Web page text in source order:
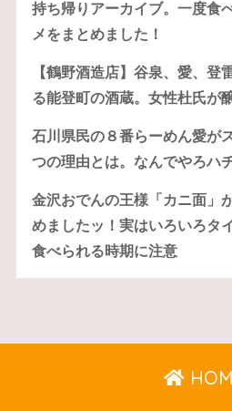
持ち帰りアーカイブ。一度食
メをまとめました！
【鶴野酒造店】谷泉、愛、登
る能登町の酒蔵。女性杜氏が
石川県民の８番らーめん愛が
つの理由とは。なんでやろハ
金沢おでんの王様「カニ面」
めましたッ！実はいろいろタ
食べられる時期に注意